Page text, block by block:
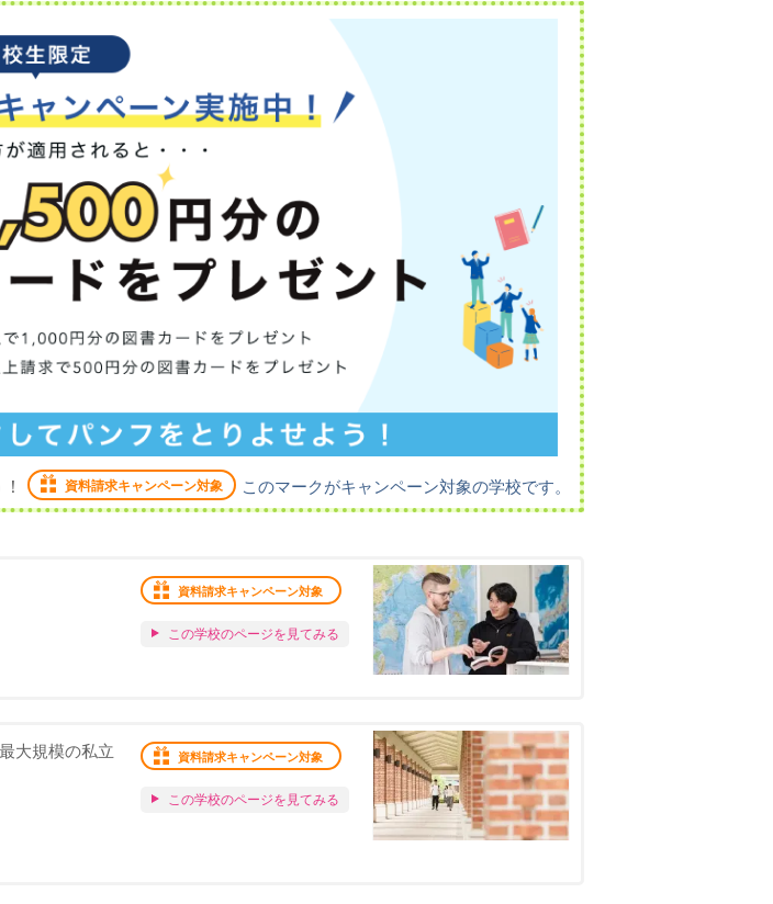
資料請求キャンペーン対象 このマークがキャンペーン対象の学校です。
資料請求キャンペーン対象
この学校のページを見てみる
⼤規模の私立
資料請求キャンペーン対象
この学校のページを見てみる